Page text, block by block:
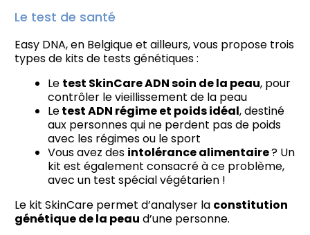
Le test de santé
Easy DNA, en Belgique et ailleurs, vous propose trois
types de kits de tests génétiques :
Le test SkinCare ADN soin de la peau, pour
contrôler le vieillissement de la peau
Letest ADN régime et poids idéal, destiné
aux personnes qui ne perdent pas de poids
avec les régimes ou le sport
Vous avez des intolérance alimentaire? Un
kit est également consacré à ce problème,
avec un test spécial végétarien !
Le kit SkinCare permet d’analyser la constitution
génétique de la peau d’une personne.